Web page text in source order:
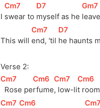
I
[
Cm7
swear to
[D7
myself as he
[
Gm7
This will
[
Cm7
end, 'til
[D7
he haunts
Verse 2:
[
Cm7
  Rose pe
[
Cm6 ]
rfume
[
Cm7
, low-li
[
Cm6
t room
[
Cm7 ]
[
Cm6 [
Cm7